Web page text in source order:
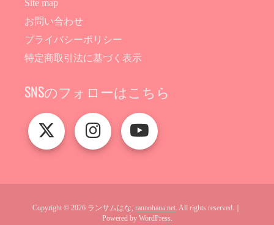
Site map
お問い合わせ
プライバシーポリシー
特定商取引法に基づく表示
SNSのフォローはこちら
Copyright © 2026 ランサムはな, rannohana.net. All rights reserved.｜
Powered by WordPress.